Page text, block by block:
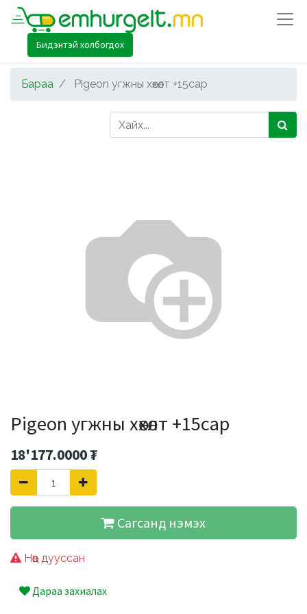
Бидэнтэй холбогдох
Бараа Pigeon угжны хөхөлт +15сар
Pigeon угжны хөхөлт +15сар
18'177.0000₮
Сагсанд нэмэх
Нөөц дууссан
Дараа захиалах